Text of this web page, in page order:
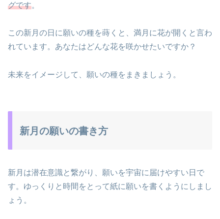
グです。
この新月の日に願いの種を蒔くと、満月に花が開くと言わ
れています。あなたはどんな花を咲かせたいですか？
未来をイメージして、願いの種をまきましょう。
新月の願いの書き方
新月は潜在意識と繋がり、願いを宇宙に届けやすい日で
す。ゆっくりと時間をとって紙に願いを書くようにしまし
ょう。